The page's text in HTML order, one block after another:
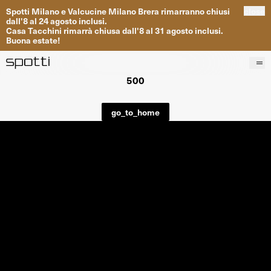
Spotti MilanoeValcucine Milano Brera rimarrannochiusi
dall'8al 24agosto inclusi.
Casa Tacchini rimarrà chiusa dall'8al 31 agosto inclusi.
Buona estate!
Progetti
500
go_to_home